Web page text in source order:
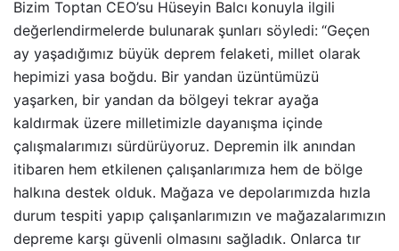
Bizim Toptan CEO’su Hüseyin Balcı konuyla ilgili
değerlendirmelerde bulunarak şunları söyledi: “Geçen
ay yaşadığımız büyük deprem felaketi, millet olarak
hepimizi yasa boğdu. Bir yandan üzüntümüzü
yaşarken, bir yandan da bölgeyi tekrar ayağa
kaldırmak üzere milletimizle dayanışma içinde
çalışmalarımızı sürdürüyoruz. Depremin ilk anından
itibaren hem etkilenen çalışanlarımıza hem de bölge
halkına destek olduk. Mağaza ve depolarımızda hızla
durum tespiti yapıp çalışanlarımızın ve mağazalarımızın
depreme karşı güvenli olmasını sağladık. Onlarca tır